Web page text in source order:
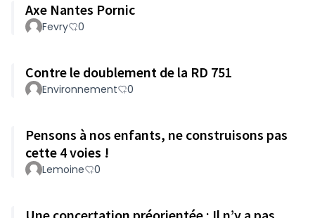
Axe Nantes Pornic
Fevry 0
Contre le doublement de la RD 751
Environnement 0
Pensons à nos enfants, ne construisons pas
cette 4 voies !
Lemoine 0